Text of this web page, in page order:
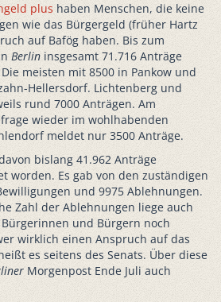
plus haben Menschen, die keine
wie das Bürgergeld (früher Hartz
auf Bafög haben. Bis zum
Berlin insgesamt 71.716 Anträge
meisten mit 8500 in Pankow und
Hellersdorf. Lichtenberg und
rund 7000 Anträgen. Am
wieder im wohlhabenden
meldet nur 3500 Anträge.
bislang 41.962 Anträge
worden. Es gab von den zuständigen
und 9975 Ablehnungen.
Zahl der Ablehnungen liege auch
und Bürgern noch
wirklich einen Anspruch auf das
es seitens des Senats. Über diese
Morgenpost Ende Juli auch